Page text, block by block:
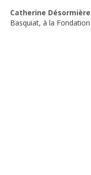
Catherine Désormière
Basquiat, à la